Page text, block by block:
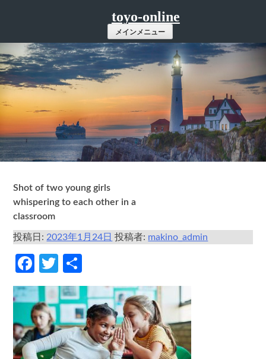
ツ
へ
ス
キ
ッ
プ
toyo-online
メインメニュー
Shot of two young girls
whispering to each other in a
classroom
投稿日: 2023年1月24日 投稿者: makino_admin
Facebook
Twitter
有